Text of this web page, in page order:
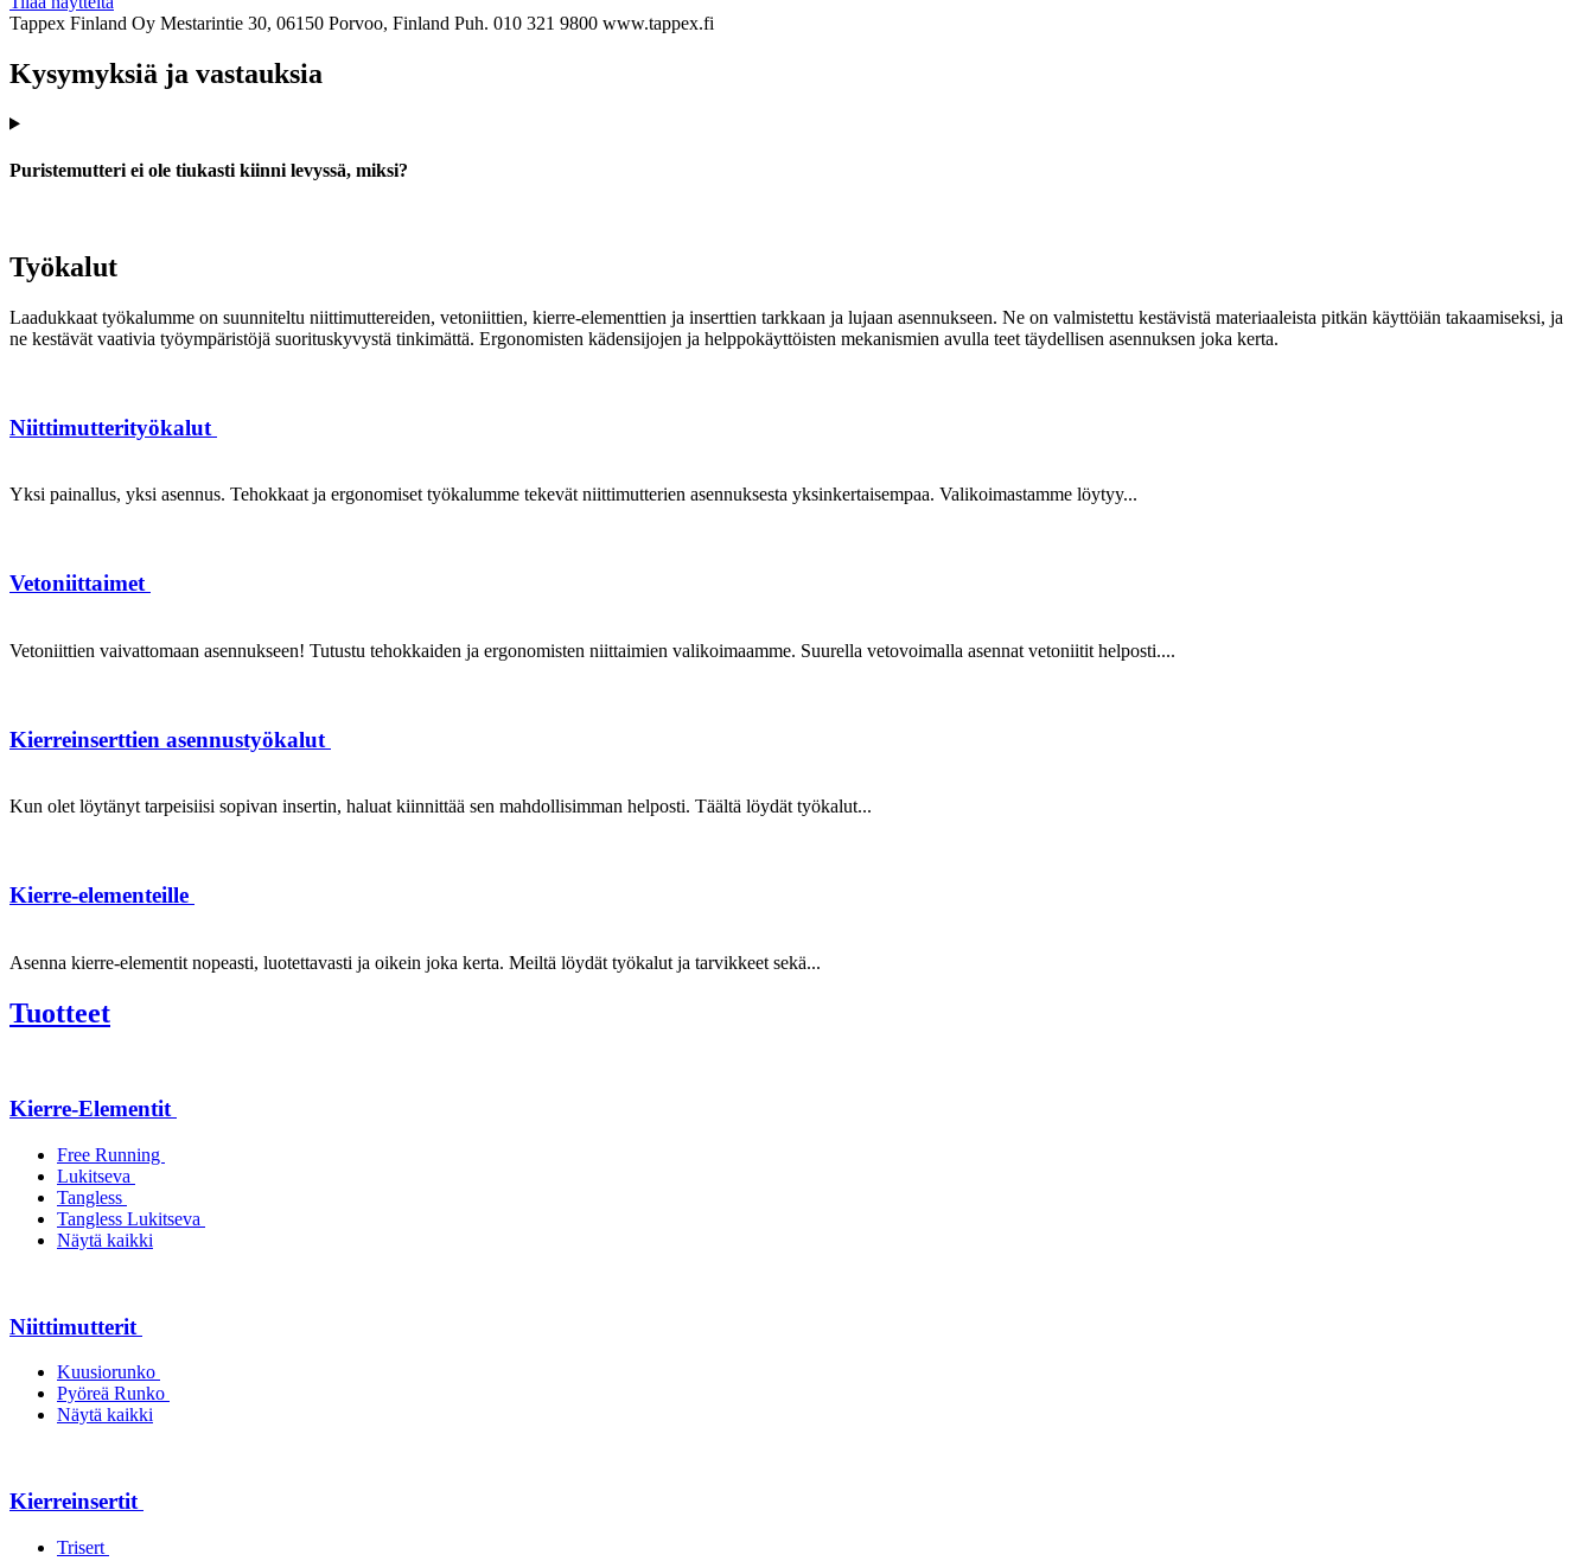
Tappex Finland Oy Mestarintie 30, 06150 Porvoo, Finland Puh. 010 321 9800 www.tappex.fi
Kysymyksiä ja vastauksia
Puristemutteri ei ole tiukasti kiinni levyssä, miksi?
Työkalut
Laadukkaat työkalumme on suunniteltu niittimuttereiden, vetoniittien, kierre-elementtien ja inserttien tarkkaan ja lujaan asennukseen. Ne on valmistettu kestävistä materiaaleista pitkän käyttöiän takaamiseksi, ja
ne kestävät vaativia työympäristöjä suorituskyvystä tinkimättä. Ergonomisten kädensijojen ja helppokäyttöisten mekanismien avulla teet täydellisen asennuksen joka kerta.
Niittimutterityökalut
Yksi painallus, yksi asennus. Tehokkaat ja ergonomiset työkalumme tekevät niittimutterien asennuksesta yksinkertaisempaa. Valikoimastamme löytyy...
Vetoniittaimet
Vetoniittien vaivattomaan asennukseen! Tutustu tehokkaiden ja ergonomisten niittaimien valikoimaamme. Suurella vetovoimalla asennat vetoniitit helposti....
Kierreinserttien asennustyökalut
Kun olet löytänyt tarpeisiisi sopivan insertin, haluat kiinnittää sen mahdollisimman helposti. Täältä löydät työkalut...
Kierre-elementeille
Asenna kierre-elementit nopeasti, luotettavasti ja oikein joka kerta. Meiltä löydät työkalut ja tarvikkeet sekä...
Tuotteet
Kierre-Elementit
Free Running
Lukitseva
Tangless
Tangless Lukitseva
Näytä kaikki
Niittimutterit
Kuusiorunko
Pyöreä Runko
Näytä kaikki
Kierreinsertit
Trisert